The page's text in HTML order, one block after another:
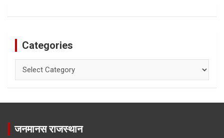
Categories
जनमानस राजस्थान